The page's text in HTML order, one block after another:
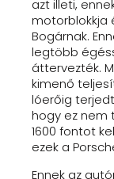
azt illeti,
motorblokkja
Bogárnak.
legtöbb
áttervezték.
kimenő
lóerőig
hogy ez nem
1600 fontot
ezek a
Ennek az